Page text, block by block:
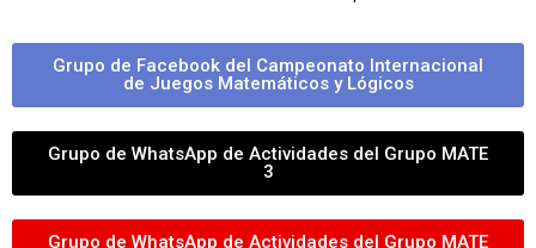
Grupo de Facebook del Campeonato Internacional
de Juegos Matemáticos y Lógicos
Grupo de WhatsApp de Actividades del Grupo MATE
3
Grupo de WhatsApp de Actividades del Grupo MATE